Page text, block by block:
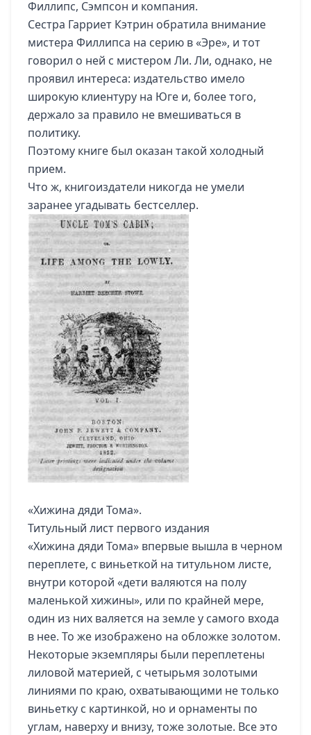
Филлипс, Сэмпсон и компания.
Сестра Гарриет Кэтрин обратила внимание
мистера Филлипса на серию в «Эре», и тот
говорил о ней с мистером Ли. Ли, однако, не
проявил интереса: издательство имело
широкую клиентуру на Юге и, более того,
держало за правило не вмешиваться в
политику.
Поэтому книге был оказан такой холодный
прием.
Что ж, книгоиздатели никогда не умели
заранее угадывать бестселлер.
«Хижина дяди Тома».
Титульный лист первого издания
«Хижина дяди Тома» впервые вышла в черном
переплете, с виньеткой на титульном листе,
внутри которой «дети валяются на полу
маленькой хижины», или по крайней мере,
один из них валяется на земле у самого входа
в нее. То же изображено на обложке золотом.
Некоторые экземпляры были переплетены
лиловой материей, с четырьмя золотыми
линиями по краю, охватывающими не только
виньетку с картинкой, но и орнаменты по
углам, наверху и внизу, тоже золотые. Все это